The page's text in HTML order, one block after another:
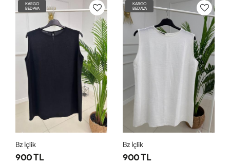
KARGO
BEDAVA
Bz İçlik
900 TL
KARGO
BEDAVA
Bz İçlik
900 TL